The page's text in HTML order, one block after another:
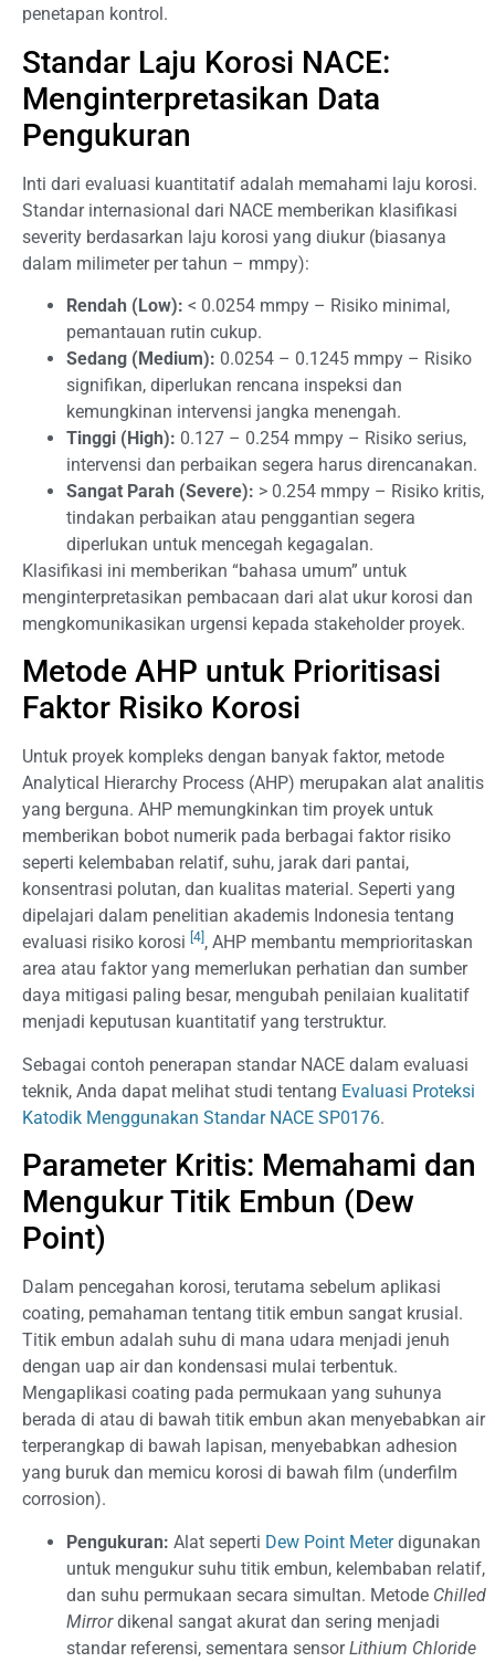
penetapan kontrol.
Standar Laju Korosi NACE:
Menginterpretasikan Data
Pengukuran
Inti dari evaluasi kuantitatif adalah memahami laju korosi.
Standar internasional dari NACE memberikan klasifikasi
severity berdasarkan laju korosi yang diukur (biasanya
dalam milimeter per tahun – mmpy):
Rendah (Low): < 0.0254 mmpy – Risiko minimal,
pemantauan rutin cukup.
Sedang (Medium): 0.0254 – 0.1245 mmpy – Risiko
signifikan, diperlukan rencana inspeksi dan
kemungkinan intervensi jangka menengah.
Tinggi (High): 0.127 – 0.254 mmpy – Risiko serius,
intervensi dan perbaikan segera harus direncanakan.
Sangat Parah (Severe): > 0.254 mmpy – Risiko kritis,
tindakan perbaikan atau penggantian segera
diperlukan untuk mencegah kegagalan.
Klasifikasi ini memberikan “bahasa umum” untuk
menginterpretasikan pembacaan dari alat ukur korosi dan
mengkomunikasikan urgensi kepada stakeholder proyek.
Metode AHP untuk Prioritisasi
Faktor Risiko Korosi
Untuk proyek kompleks dengan banyak faktor, metode
Analytical Hierarchy Process (AHP) merupakan alat analitis
yang berguna. AHP memungkinkan tim proyek untuk
memberikan bobot numerik pada berbagai faktor risiko
seperti kelembaban relatif, suhu, jarak dari pantai,
konsentrasi polutan, dan kualitas material. Seperti yang
dipelajari dalam penelitian akademis Indonesia tentang
evaluasi risiko korosi [4] , AHP membantu memprioritaskan
area atau faktor yang memerlukan perhatian dan sumber
daya mitigasi paling besar, mengubah penilaian kualitatif
menjadi keputusan kuantitatif yang terstruktur.
Sebagai contoh penerapan standar NACE dalam evaluasi
teknik, Anda dapat melihat studi tentang Evaluasi Proteksi
Katodik Menggunakan Standar NACE SP0176.
Parameter Kritis: Memahami dan
Mengukur Titik Embun (Dew
Point)
Dalam pencegahan korosi, terutama sebelum aplikasi
coating, pemahaman tentang titik embun sangat krusial.
Titik embun adalah suhu di mana udara menjadi jenuh
dengan uap air dan kondensasi mulai terbentuk.
Mengaplikasi coating pada permukaan yang suhunya
berada di atau di bawah titik embun akan menyebabkan air
terperangkap di bawah lapisan, menyebabkan adhesion
yang buruk dan memicu korosi di bawah film (underfilm
corrosion).
Pengukuran: Alat seperti Dew Point Meterdigunakan
untuk mengukur suhu titik embun, kelembaban relatif,
dan suhu permukaan secara simultan. Metode Chilled
Mirrordikenal sangat akurat dan sering menjadi
standar referensi, sementara sensorLithium Chloride